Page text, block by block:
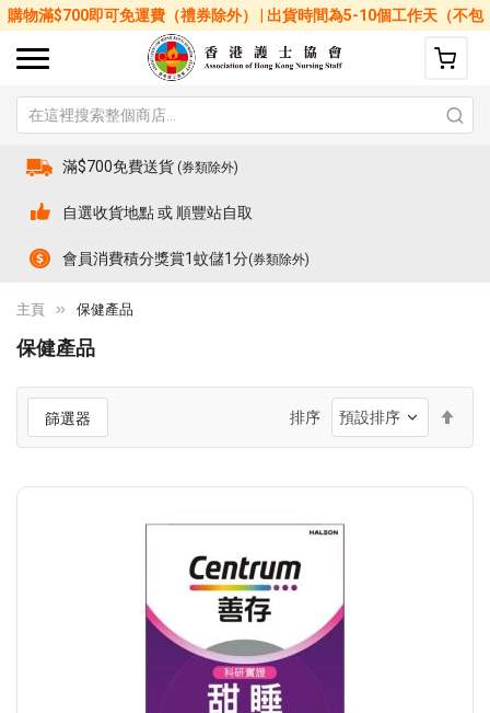
購物滿$700即可免運費（禮券除外） | 出貨時間為5-10個工作天（不包
括星期六、日及公眾假期）
滿$700免費送貨 (券類除外)
自選收貨地點 或 順豐站自取
會員消費積分獎賞1蚊儲1分(券類除外)
主頁 保健產品
保健產品
篩選器 排序
降